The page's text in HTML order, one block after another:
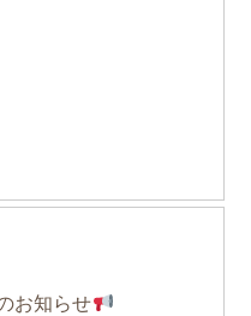
お知らせ